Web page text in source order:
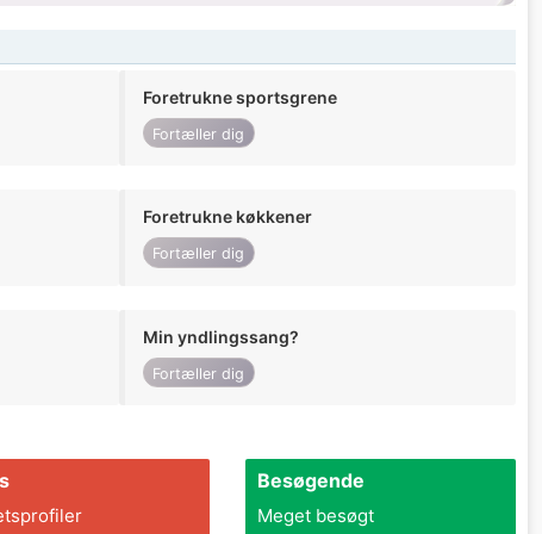
Foretrukne sportsgrene
Fortæller dig
Foretrukne køkkener
Fortæller dig
Min yndlingssang?
Fortæller dig
Besøgende
Meget besøgt